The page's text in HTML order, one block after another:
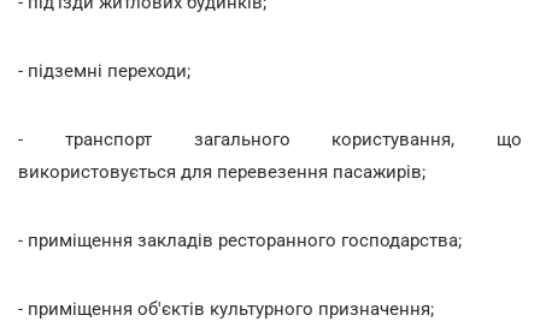
- підземні переходи;
- транспорт загального користування, що
використовується для перевезення пасажирів;
- приміщення закладів ресторанного господарства;
- приміщення об'єктів культурного призначення;